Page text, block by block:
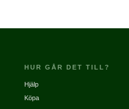
HUR GÅR DET TILL?
Hjälp
Köpa